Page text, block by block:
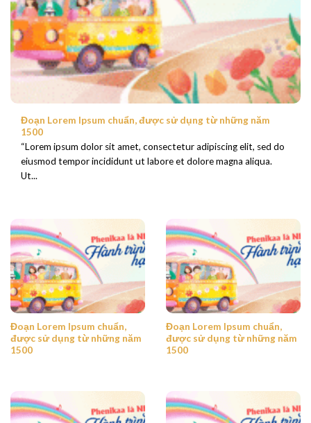
Đoạn Lorem Ipsum chuẩn, được sử dụng từ những năm
1500
“Lorem ipsum dolor sit amet, consectetur adipiscing elit, sed do
eiusmod tempor incididunt ut labore et dolore magna aliqua.
Ut...
Đoạn Lorem Ipsum chuẩn,
được sử dụng từ những năm
1500
Đoạn Lorem Ipsum chuẩn,
được sử dụng từ những năm
1500